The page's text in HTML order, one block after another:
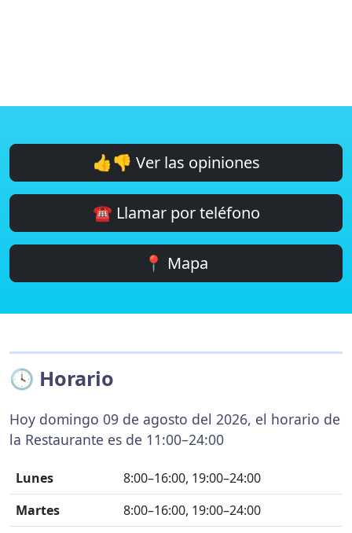
👍👎 Ver las opiniones
☎️ Llamar por teléfono
📍 Mapa
🕓 Horario
Hoy domingo 09 de agosto del 2026, el horario de
la Restaurante es de 11:00–24:00
Lunes
8:00–16:00, 19:00–24:00
Martes
8:00–16:00, 19:00–24:00